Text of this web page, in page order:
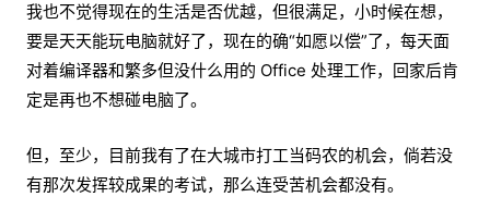
我也不觉得现在的生活是否优越，但很满足，小时候在想，
要是天天能玩电脑就好了，现在的确“如愿以偿”了，每天面
对着编译器和繁多但没什么用的 Office 处理工作，回家后肯
定是再也不想碰电脑了。
但，至少，目前我有了在大城市打工当码农的机会，倘若没
有那次发挥较成果的考试，那么连受苦机会都没有。